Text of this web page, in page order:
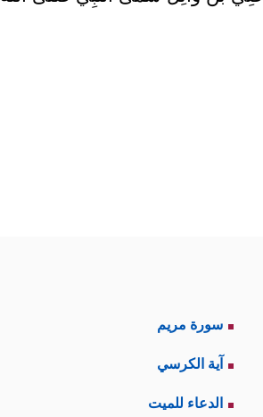
سورة مريم
آية الكرسي
الدعاء للميت